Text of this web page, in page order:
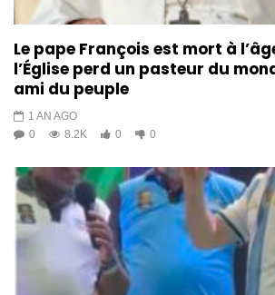
Le pape François est mort à
l’Église perd un pasteur du
ami du peuple
1 AN AGO
0
8.2K 0 0